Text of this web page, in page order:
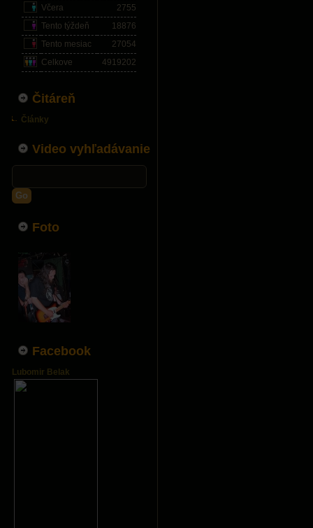
Včera
2755
Tento týždeň
18876
Tento mesiac
27054
Celkove
4919202
Čitáreň
Články
Video vyhľadávanie
Go
Foto
Facebook
Lubomir Belak